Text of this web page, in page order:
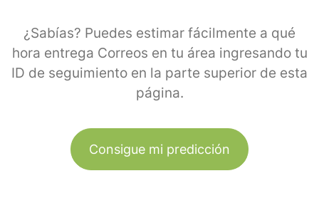
¿Sabías? Puedes estimar fácilmente a qué
hora entrega Correos en tu área ingresando tu
ID de seguimiento en la parte superior de esta
página.
Consigue mi predicción